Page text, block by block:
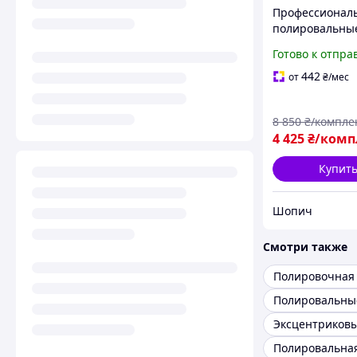
2 ручная
полировальная
шлифмашины
мин
Готово к
от442₴/мес
4 425₴/
8 850 ₴/
Купить
Шопич
Смотри также